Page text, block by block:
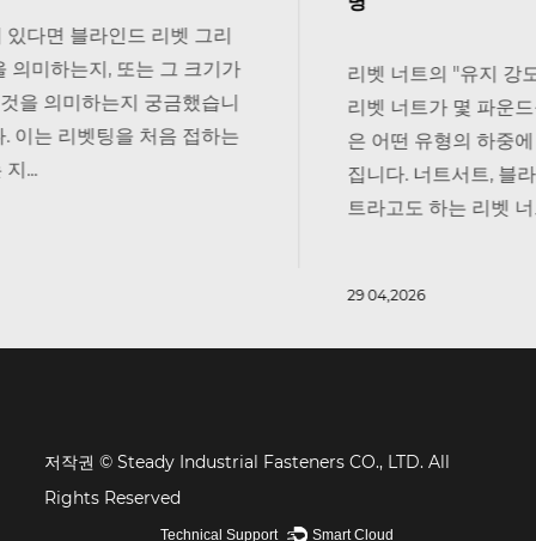
리벳 너트의 "유지 강도"가 실제로 의미하는 것 사
리벳 너트가 몇 파운드를 견딜 수 있는지 묻는다면
은 어떤 유형의 하중에 대해 이야기하는지에 따라
집니다. 너트서트, 블라인드 리벳 너트 또는 나사형
트라고도 하는 리벳 너트는 세 가지 뚜...
저작권 © Steady Industrial Fasteners CO., LTD. All
Rights Reserved
Technical Support ： Smart Cloud